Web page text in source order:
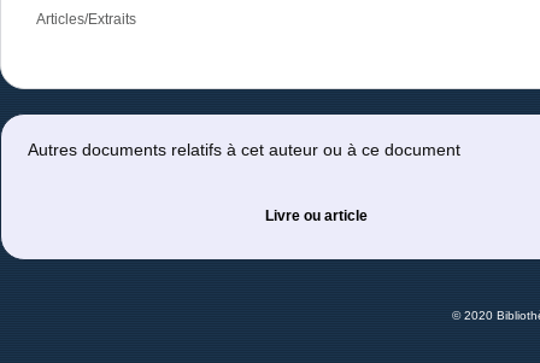
Articles/Extraits
Autres documents relatifs à cet auteur ou à ce document
Livre ou article
© 2020